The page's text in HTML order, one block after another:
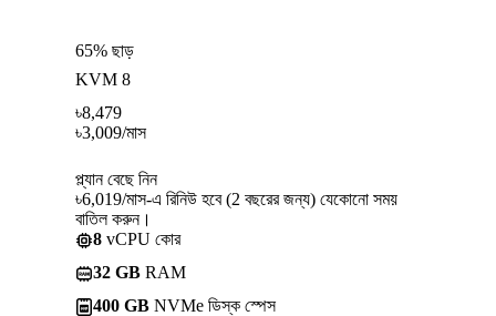
65% ছাড়
KVM 8
৳8,479
৳3,009/মাস
প্ল্যান বেছে নিন
৳6,019/মাস-এ রিনিউ হবে (2 বছরের জন্য) যেকোনো সময়
বাতিল করুন।
8 vCPU কোর
32 GB RAM
400 GB NVMe ডিস্ক স্পেস